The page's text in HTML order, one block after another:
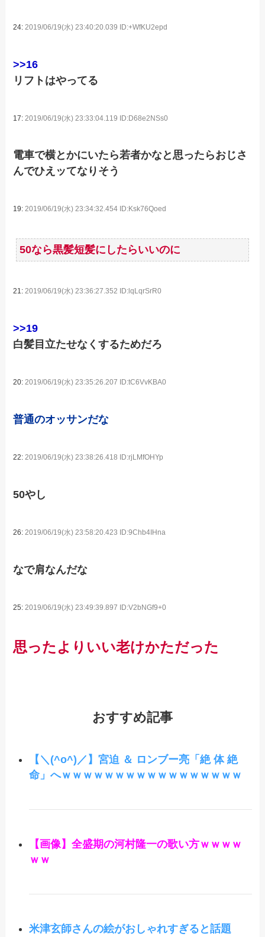
24: 2019/06/19(水) 23:40:20.039 ID:+WfKU2epd
>>16
リフトはやってる
17: 2019/06/19(水) 23:33:04.119 ID:D68e2NSs0
電車で横とかにいたら若者かなと思ったらおじさ
んでひえッてなりそう
19:2019/06/19(水) 23:34:32.454 ID:Ksk76Qoed
50なら黒髪短髪にしたらいいのに
21:2019/06/19(水) 23:36:27.352 ID:lqLqrSrR0
>>19
白髪目立たせなくするためだろ
20:2019/06/19(水) 23:35:26.207 ID:tC6VvKBA0
普通のオッサンだな
22:2019/06/19(水) 23:38:26.418 ID:rjLMfOHYp
50やし
26: 2019/06/19(水) 23:58:20.423 ID:9Chb4IHna
なで肩なんだな
25: 2019/06/19(水) 23:49:39.897 ID:V2bNGf9+0
思ったよりいい老けかただった
おすすめ記事
【＼(^o^)／】宮迫 ＆ ロンブー亮「絶 体 絶
命」へｗｗｗｗｗｗｗｗｗｗｗｗｗｗｗｗｗ
【画像】全盛期の河村隆一の歌い方ｗｗｗｗ
ｗｗ
米津玄師さんの絵がおしゃれすぎると話題